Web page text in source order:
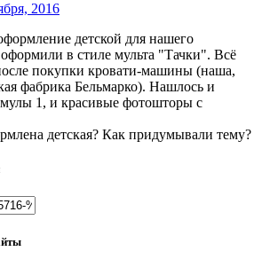
2016
детской для нашего
в стиле мульта "Тачки". Всё
покупки кровати-машины (наша,
фабрика Бельмарко). Нашлось и
1, и красивые фотошторы с
детская? Как придумывали тему?